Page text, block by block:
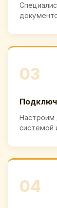
03
Настроим
системой
04